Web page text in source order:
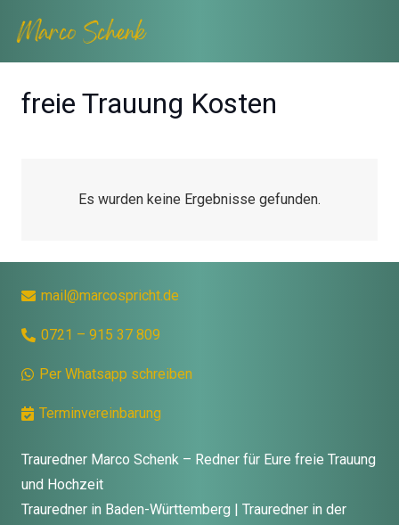
freie Trauung Kosten
Es wurden keine Ergebnisse gefunden.
mail@marcospricht.de
0721 – 915 37 809
Per Whatsapp schreiben
Terminvereinbarung
Trauredner Marco Schenk – Redner für Eure freie Trauung
und Hochzeit
Trauredner in Baden-Württemberg | Trauredner in der